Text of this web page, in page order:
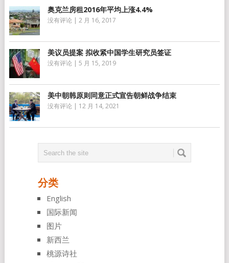
奥克兰房租2016年平均上涨4.4%
没有评论 | 2 月 16, 2017
美议员提案 拟收紧中国学生研究员签证
没有评论 | 5 月 15, 2019
美中朝韩原则同意正式宣告朝鲜战争结束
没有评论 | 12 月 14, 2021
分类
English
国际新闻
图片
新西兰
桃源诗社